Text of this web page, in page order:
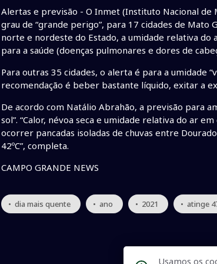
Alertas e previsão - O Inmet (Instituto Nacional
grau de “grande perigo”, para 17 cidades de Mato
norte e nordeste do Estado, a umidade relativa do
para a saúde (doenças pulmonares e dores de
Para outras 35 cidades, o alerta é para a umidade
recomendação é beber bastante líquido, exitar a
De acordo com Natálio Abrahão, a previsão para
sol”. “Calor, névoa seca e umidade relativa do ar
ocorrer pancadas isoladas de chuvas entre
42ºC”, completa.
CAMPO GRANDE NEWS
• dia mais quente • ano • 2021 • atinge
Usamos os